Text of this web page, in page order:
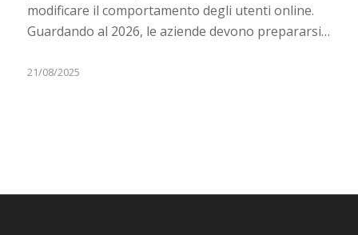
modificare il comportamento degli utenti online.
Guardando al 2026, le aziende devono prepararsi…
21/08/2025